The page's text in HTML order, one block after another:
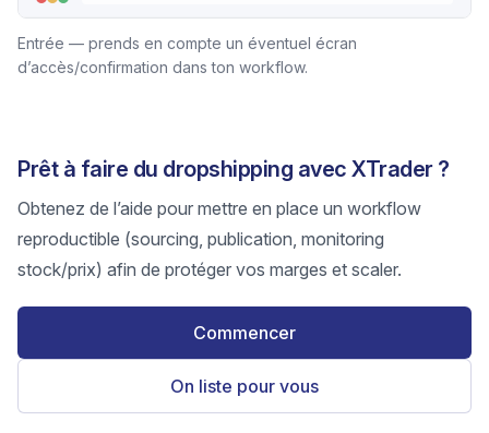
Entrée — prends en compte un éventuel écran
d’accès/confirmation dans ton workflow.
Prêt à faire du dropshipping avec XTrader ?
Obtenez de l’aide pour mettre en place un workflow
reproductible (sourcing, publication, monitoring
stock/prix) afin de protéger vos marges et scaler.
Commencer
On liste pour vous